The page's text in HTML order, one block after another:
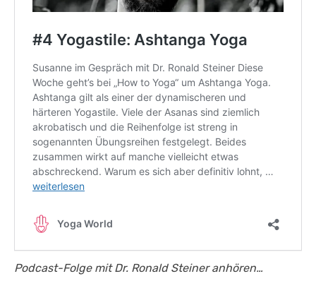
Podcast-Folge mit Dr. Ronald Steiner anhören…